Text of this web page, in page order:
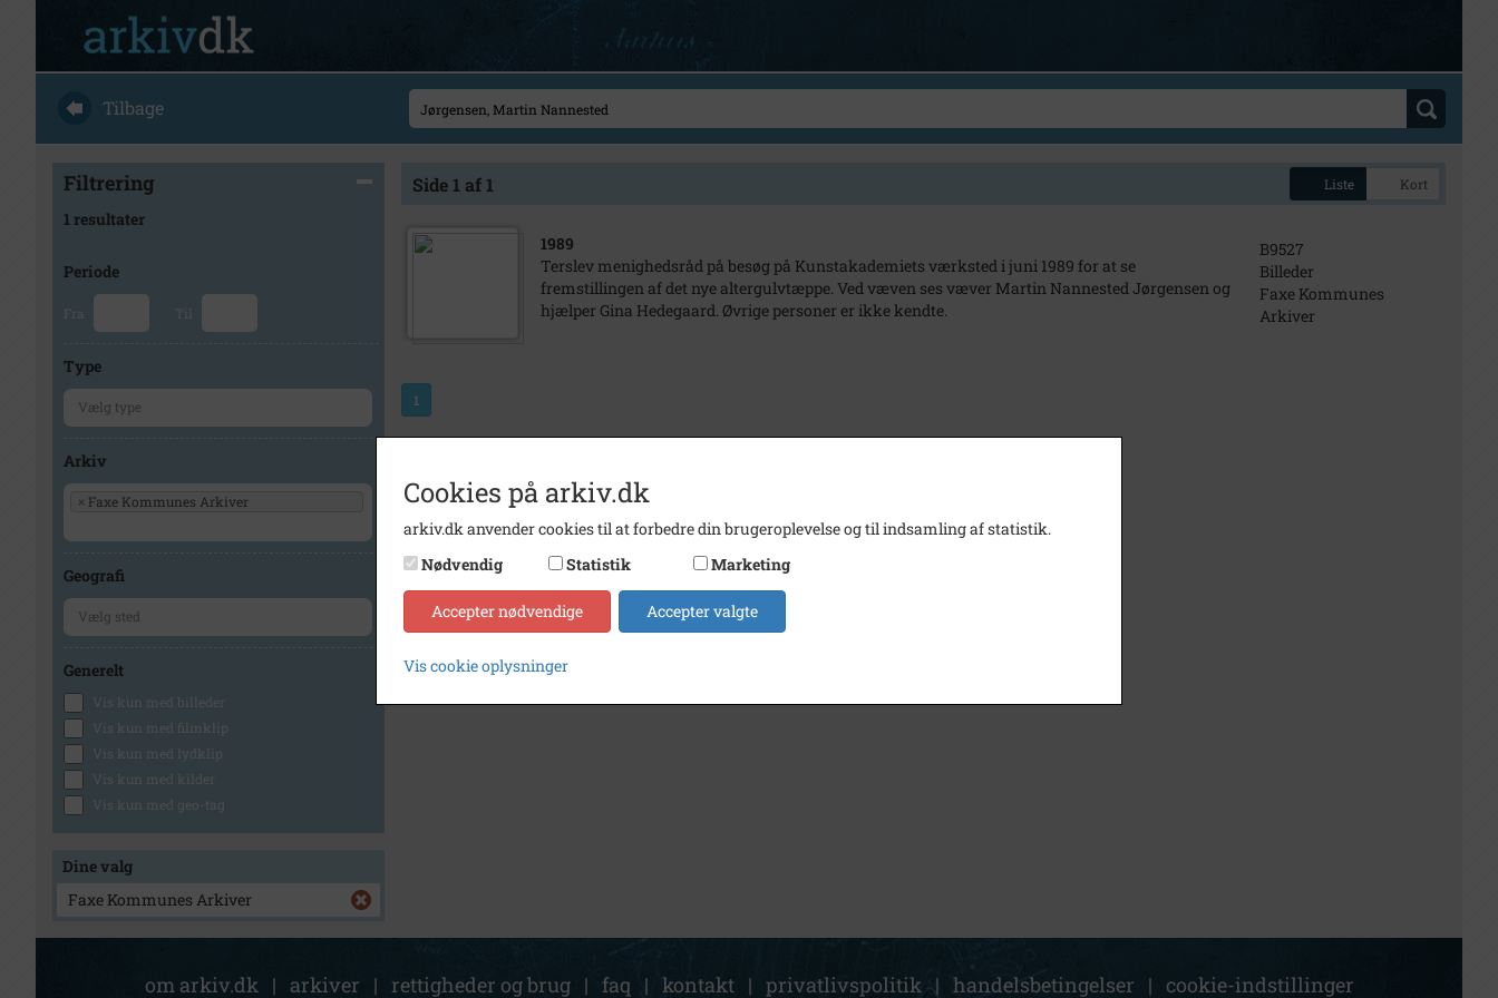
Tilbage
Filtrering
1 resultater
Periode
Fra Til
Type
Arkiv
× Faxe Kommunes Arkiver
Geografi
Generelt
Vis kun med billeder
Vis kun med filmklip
Vis kun med lydklip
Vis kun med kilder
Vis kun med geo-tag
Dine valg
Faxe Kommunes Arkiver
Side 1 af 1 Liste Kort
1989
Terslev menighedsråd på besøg på Kunstakademiets værksted i juni 1989 for at se
fremstillingen af det nye altergulvtæppe. Ved væven ses væver Martin Nannested Jørgensen og
hjælper Gina Hedegaard. Øvrige personer er ikke kendte.
B9527
Billeder
Faxe Kommunes
Arkiver
1
om arkiv.dk | arkiver | rettigheder og brug | faq | kontakt | privatlivspolitik | handelsbetingelser | cookie-indstillinger
Cookies på arkiv.dk
arkiv.dk anvender cookies til at forbedre din brugeroplevelse og til indsamling af statistik.
Nødvendig
Statistik Marketing
Accepter nødvendige Accepter valgte
Vis cookie oplysninger